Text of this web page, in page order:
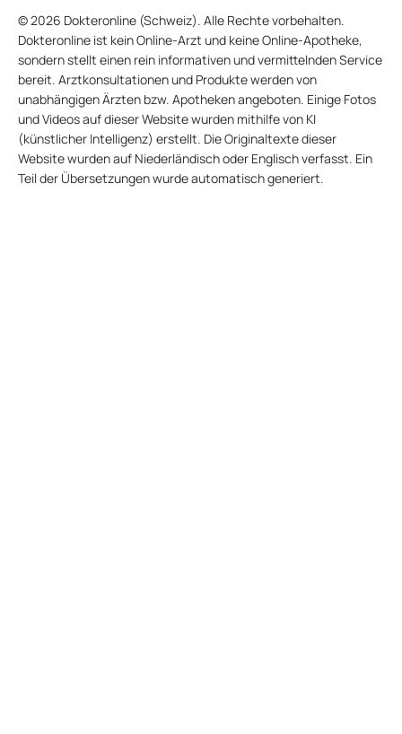
© 2026 Dokteronline (Schweiz). Alle Rechte vorbehalten.
Dokteronline ist kein Online-Arzt und keine Online-Apotheke,
sondern stellt einen rein informativen und vermittelnden Service
bereit. Arztkonsultationen und Produkte werden von
unabhängigen Ärzten bzw. Apotheken angeboten. Einige Fotos
und Videos auf dieser Website wurden mithilfe von KI
(künstlicher Intelligenz) erstellt. Die Originaltexte dieser
Website wurden auf Niederländisch oder Englisch verfasst. Ein
Teil der Übersetzungen wurde automatisch generiert.